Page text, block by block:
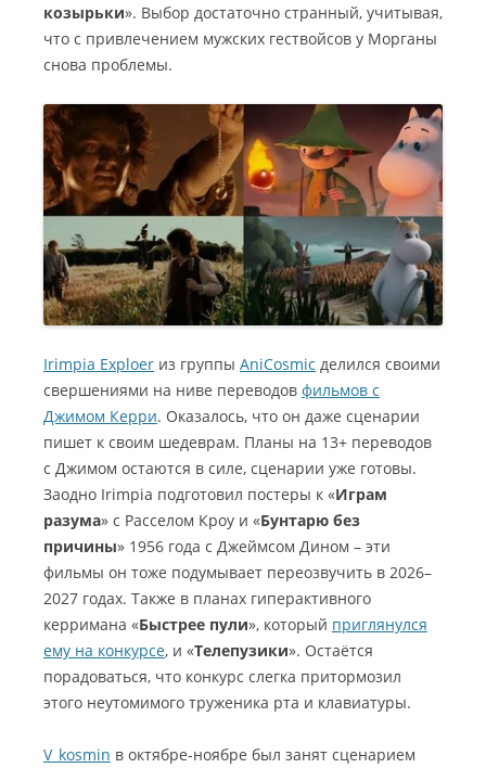
козырьки». Выбор достаточно странный, учитывая,
что с привлечением мужских гествойсов у Морганы
снова проблемы.
Irimpia Exploer из группы AniCosmic делился своими
свершениями на ниве переводов фильмов с
Джимом Керри. Оказалось, что он даже сценарии
пишет к своим шедеврам. Планы на 13+ переводов
с Джимом остаются в силе, сценарии уже готовы.
Заодно Irimpia подготовил постеры к «Играм
разума» с Расселом Кроу и «Бунтарю без
причины» 1956 года с Джеймсом Дином – эти
фильмы он тоже подумывает переозвучить в 2026–
2027 годах. Также в планах гиперактивного
керримана «Быстрее пули», который приглянулся
ему на конкурсе, и «Телепузики». Остаётся
порадоваться, что конкурс слегка притормозил
этого неутомимого труженика рта и клавиатуры.
V_kosmin в октябре-ноябре был занят сценарием